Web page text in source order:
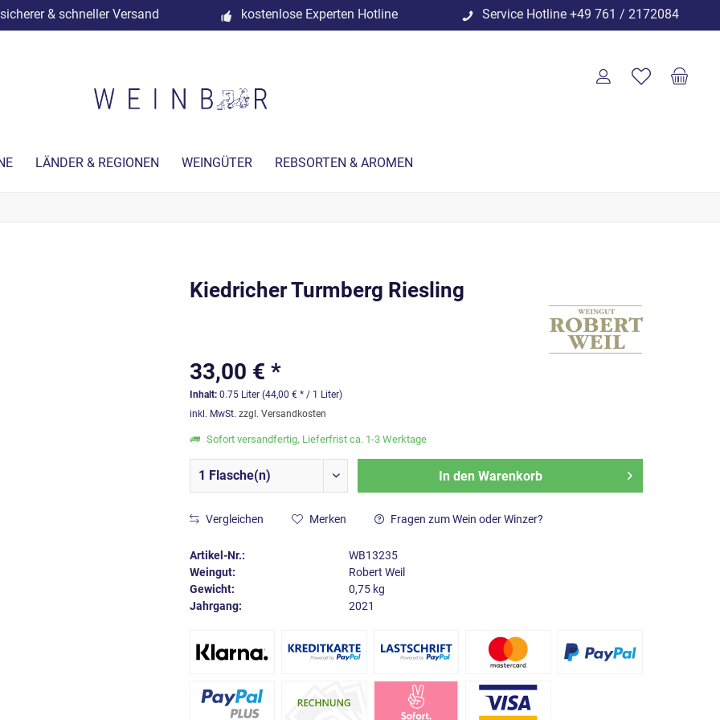
sicherer & schneller Versand kostenlose Experten Hotline Service Hotline +49 761 / 2172084
LÄNDER & REGIONEN WEINGÜTER REBSORTEN & AROMEN
Kiedricher Turmberg Riesling
33,00 € *
Inhalt: 0.75 Liter (44,00 € * / 1 Liter)
inkl. MwSt. zzgl. Versandkosten
Sofort versandfertig, Lieferfrist ca. 1-3 Werktage
In den Warenkorb
Vergleichen Merken Fragen zum Wein oder Winzer?
Artikel-Nr.:
WB13235
Weingut:
Robert Weil
Gewicht:
0,75 kg
Jahrgang:
2021